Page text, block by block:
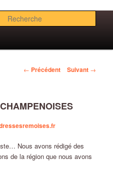
Rémoises
Navigation
← Précédent Suivant →
Nous avons rédigé des
de la région que nous avons